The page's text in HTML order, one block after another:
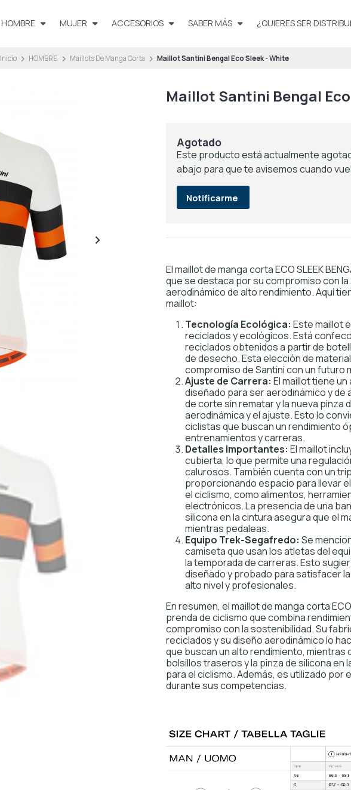
HOMBRE MUJER ACCESORIOS SABER MÁS ¿QUIERES SER
Inicio HOMBRE Maillots De Manga Corta Maillot Santini Bengal Eco Sleek - White
Maillot Santini Bengal
Agotado
Este producto está actualmente
abajo para que te avisemos cuando
Notificarme
El maillot de manga corta ECO SLEEK
que se destaca por su compromiso con
aerodinámico de alto rendimiento. Aquí
maillot:
Tecnología Ecológica: Este maillot
reciclados y ecológicos. Está
reciclados obtenidos a partir de
de desecho. Esta elección de
compromiso de Santini con un futuro
Ajuste de Carrera: El maillot tiene
diseñado para ser aerodinámico y de
de corte sin rematar y la nueva pinza
aerodinámica y el ajuste. Esto lo
ciclistas que buscan un rendimiento
entrenamientos y carreras.
Detalles Importantes: El maillot
cubierta, lo que permite una
calurosos. También cuenta con un
proporcionando espacio para llevar
el ciclismo, como alimentos,
electrónicos. La presencia de una
silicona en la cintura asegura que el
mientras pedaleas.
Equipo Trek-Segafredo: Se
camiseta que usan los atletas del
la temporada de carreras. Esto
diseñado y probado para satisfacer
alto nivel y profesionales.
En resumen, el maillot de manga corta ECO
prenda de ciclismo que combina
compromiso con la sostenibilidad. Su
reciclados y su diseño aerodinámico lo
que buscan un alto rendimiento, mientras
bolsillos traseros y la pinza de silicona en
para el ciclismo. Además, es utilizado
durante sus competencias.